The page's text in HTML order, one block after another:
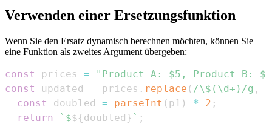
Verwenden einer Ersetzungsfunktion
Wenn Sie den Ersatz dynamisch berechnen möchten, können Sie
eine Funktion als zweites Argument übergeben:
const prices =
"Product A: $5, Product B:
const
updated = prices . replace ( /\$(\d+) /g ,
const
doubled = parseInt ( p1 ) * 2 ;
return
` $${doubled } ` ;